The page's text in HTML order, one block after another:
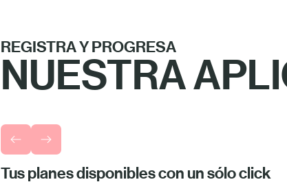
REGISTRA Y PROGRESA
NUESTRA
Previous slide
Next slide
Tus planes disponibles con un sólo click